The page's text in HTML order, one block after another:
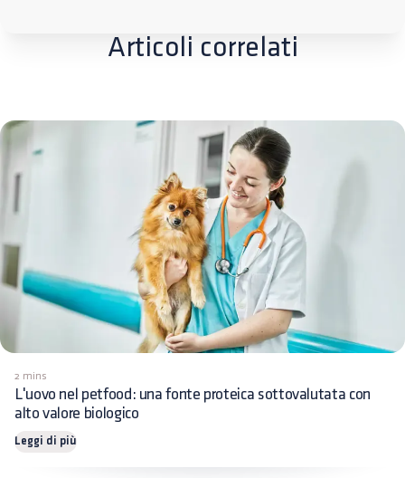
Articoli correlati
2 mins
L'uovo nel petfood: una fonte proteica sottovalutata con
alto valore biologico
Leggi di più